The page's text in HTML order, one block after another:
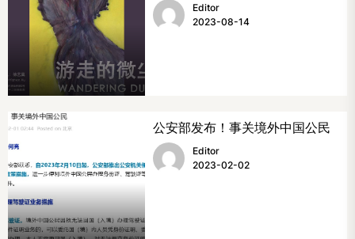
Editor
2023-08-14
公安部发布！事关境外中国公民
Editor
2023-02-02